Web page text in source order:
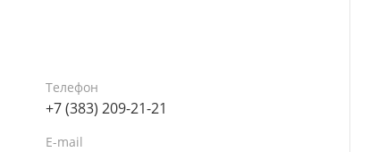
Телефон
+7 (383) 209-21-21
E-mail